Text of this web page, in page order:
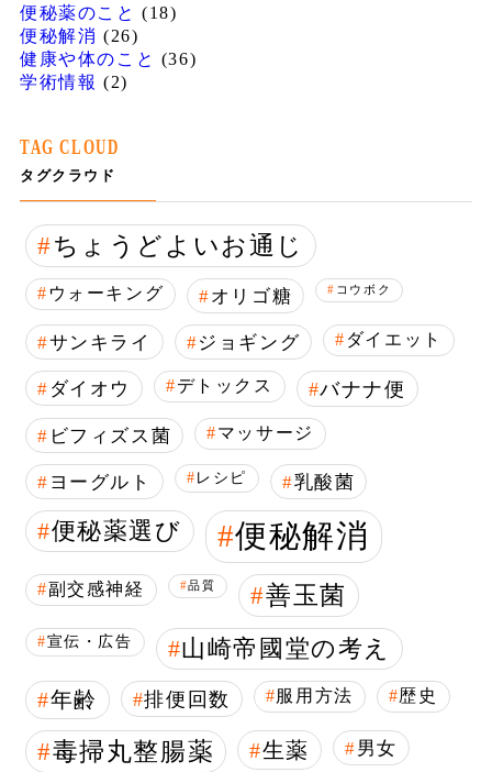
便秘薬のこと (18)
便秘解消 (26)
健康や体のこと (36)
学術情報 (2)
TAG CLOUD
タグクラウド
ちょうどよいお通じ
ウォーキング オリゴ糖 コウボク
サンキライ ジョギング ダイエット
ダイオウ デトックス バナナ便
ビフィズス菌 マッサージ
ヨーグルト レシピ 乳酸菌
便秘薬選び 便秘解消
副交感神経 品質 善玉菌
宣伝・広告 山崎帝國堂の考え
年齢 排便回数 服用方法 歴史
毒掃丸整腸薬 生薬 男女